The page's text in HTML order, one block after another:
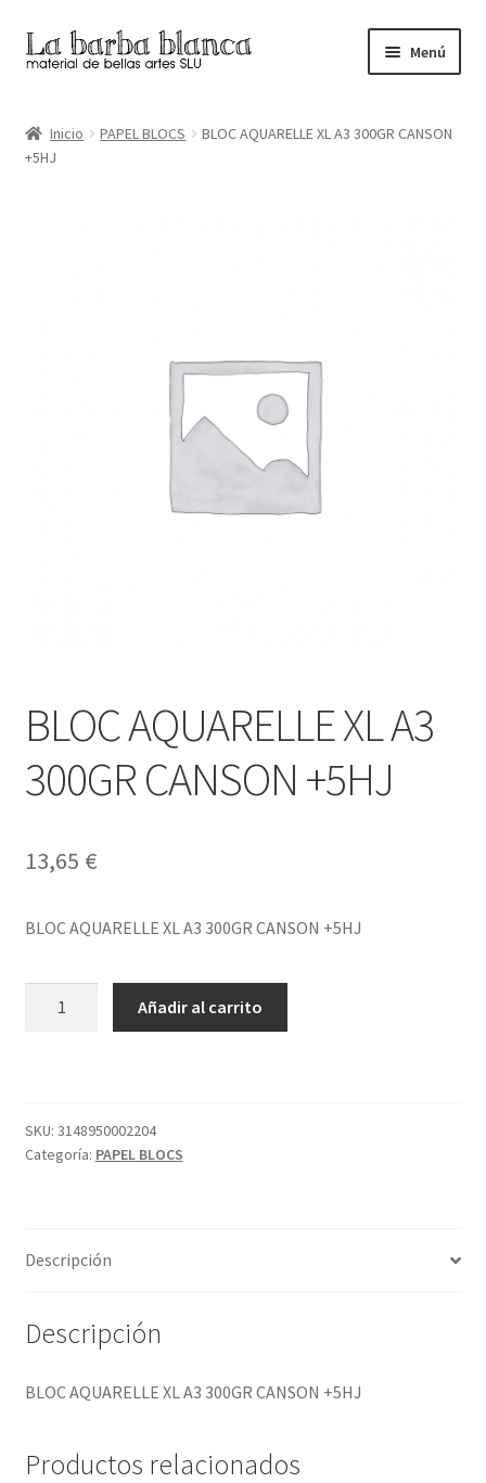
Ir
a
navegación
Ir
al
Menú
Carrito
Inicio PAPEL BLOCS
BLOC AQUARELLE XL A3 300GR CANSON
+5HJ
BLOC AQUARELLE XL A3
300GR CANSON +5HJ
13,65 €
BLOC AQUARELLE XL A3 300GR CANSON +5HJ
CANSON
+5HJ
Añadir al carrito
SKU: 3148950002204
Categoría: PAPEL BLOCS
Descripción
Descripción
BLOC AQUARELLE XL A3 300GR CANSON +5HJ
Productos relacionados